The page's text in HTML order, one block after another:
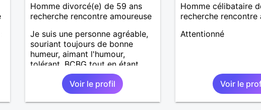
Homme divorcé(e) de 59 ans
recherche rencontre amoureuse
Je suis une personne agréable,
souriant toujours de bonne
humeur, aimant l'humour,
tolérant, BCBG tout en étant
décontracté, très cultivé,
dynamique et courtois,
cependant l'une de mes
meilleures particularité : je suis
Voir le profil
Homme célibataire
recherche rencontre
Attentionné
Voir le